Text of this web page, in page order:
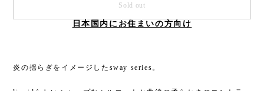
Sold out
日本国内にお住まいの方向け
炎の揺らぎをイメージしたsway series。